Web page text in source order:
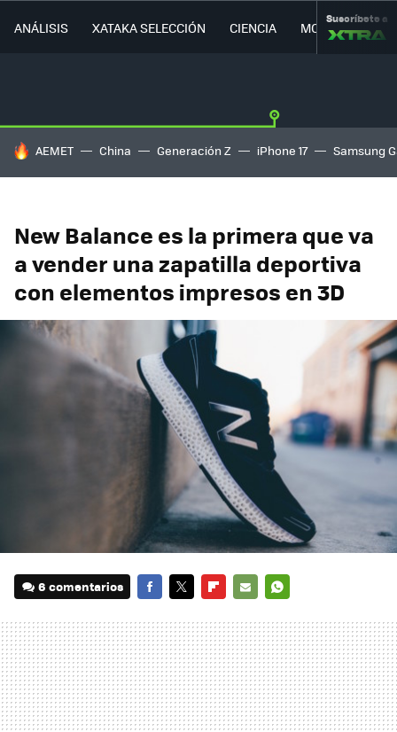
ANÁLISIS XATAKA SELECCIÓN CIENCIA MOVILIDAD
Suscríbete a
HOY SE HABLA DE
AEMET China Generación Z iPhone 17 Samsung
New Balance es la primera que va
a vender una zapatilla deportiva
con elementos impresos en 3D
6 comentarios
MAIL